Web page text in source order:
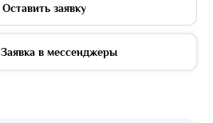
Оставить заявку
Заявка в мессенджеры